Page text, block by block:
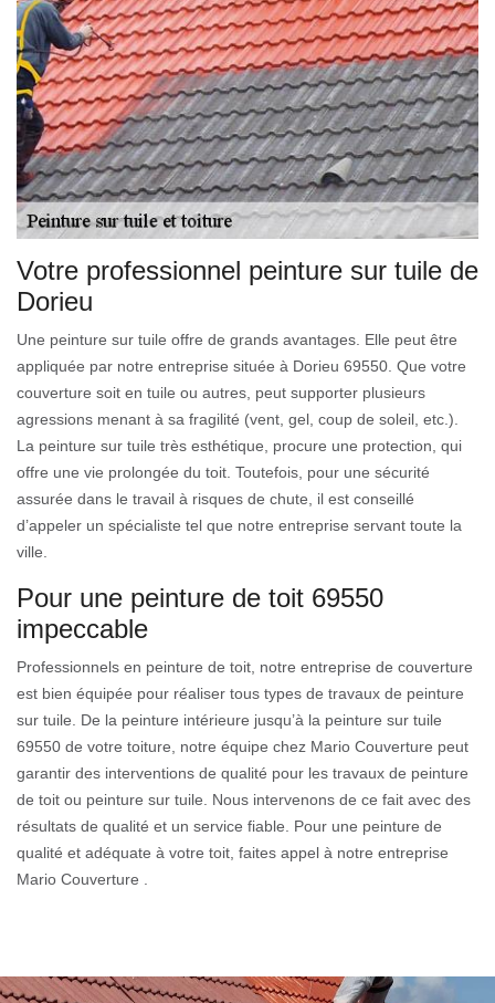
Votre professionnel peinture sur tuile de
Dorieu
Une peinture sur tuile offre de grands avantages. Elle peut être
appliquée par notre entreprise située à Dorieu 69550. Que votre
couverture soit en tuile ou autres, peut supporter plusieurs
agressions menant à sa fragilité (vent, gel, coup de soleil, etc.).
La peinture sur tuile très esthétique, procure une protection, qui
offre une vie prolongée du toit. Toutefois, pour une sécurité
assurée dans le travail à risques de chute, il est conseillé
d’appeler un spécialiste tel que notre entreprise servant toute la
ville.
Pour une peinture de toit 69550
impeccable
Professionnels en peinture de toit, notre entreprise de couverture
est bien équipée pour réaliser tous types de travaux de peinture
sur tuile. De la peinture intérieure jusqu’à la peinture sur tuile
69550 de votre toiture, notre équipe chez Mario Couverture peut
garantir des interventions de qualité pour les travaux de peinture
de toit ou peinture sur tuile. Nous intervenons de ce fait avec des
résultats de qualité et un service fiable. Pour une peinture de
qualité et adéquate à votre toit, faites appel à notre entreprise
Mario Couverture .